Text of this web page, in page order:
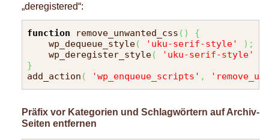
„deregistered“:
function remove_unwanted_css ( )
{
    wp_dequeue_style
( 'uku-serif-style' ) ;
    wp_deregister_style
( 'uku-serif-style'
}
add_action ( 'wp_enqueue_scripts' ,
Präfix vor Kategorien und Schlagwörtern auf Archiv-
Seiten entfernen